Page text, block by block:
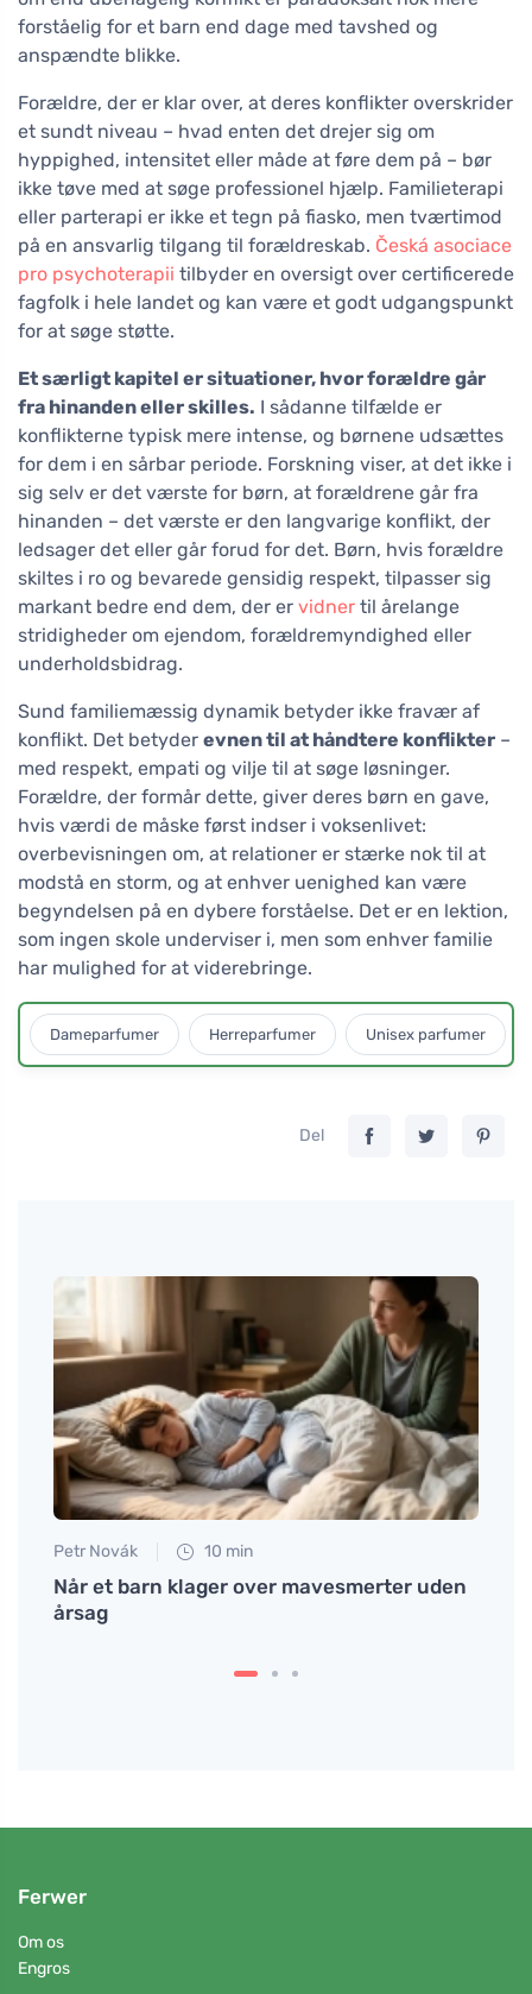
forståelig for et barn end dage med tavshed og
anspændte blikke.
Forældre, der er klar over, at deres konflikter overskrider
et sundt niveau – hvad enten det drejer sig om
hyppighed, intensitet eller måde at føre dem på – bør
ikke tøve med at søge professionel hjælp. Familieterapi
eller parterapi er ikke et tegn på fiasko, men tværtimod
på en ansvarlig tilgang til forældreskab. Česká asociace
pro psychoterapii tilbyder en oversigt over certificerede
fagfolk i hele landet og kan være et godt udgangspunkt
for at søge støtte.
Et særligt kapitel er situationer, hvor forældre går
fra hinanden eller skilles. I sådanne tilfælde er
konflikterne typisk mere intense, og børnene udsættes
for dem i en sårbar periode. Forskning viser, at det ikke i
sig selv er det værste for børn, at forældrene går fra
hinanden – det værste er den langvarige konflikt, der
ledsager det eller går forud for det. Børn, hvis forældre
skiltes i ro og bevarede gensidig respekt, tilpasser sig
markant bedre end dem, der er vidner til årelange
stridigheder om ejendom, forældremyndighed eller
underholdsbidrag.
Sund familiemæssig dynamik betyder ikke fravær af
konflikt. Det betyder evnen til at håndtere konflikter –
med respekt, empati og vilje til at søge løsninger.
Forældre, der formår dette, giver deres børn en gave,
hvis værdi de måske først indser i voksenlivet:
overbevisningen om, at relationer er stærke nok til at
modstå en storm, og at enhver uenighed kan være
begyndelsen på en dybere forståelse. Det er en lektion,
som ingen skole underviser i, men som enhver familie
har mulighed for at viderebringe.
Dameparfumer Herreparfumer Unisex parfumer
Del
Petr Novák 10 min
Når et barn klager over mavesmerter uden
årsag
Ferwer
Om os
Engros